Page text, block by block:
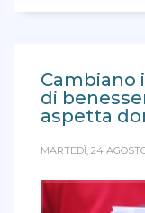
Cambiano
di
aspetta
MARTEDÌ, 24